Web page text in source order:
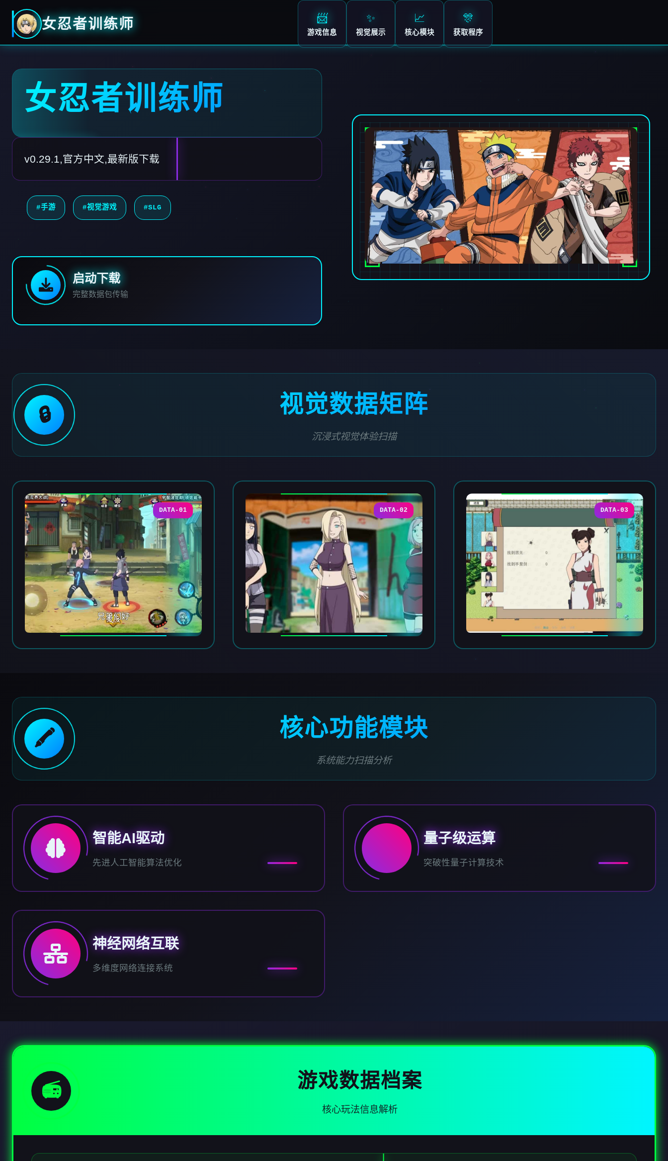
女忍者训练师 📨
游戏信息
✨
视觉展示
📈
核心模块
🎊
获取程序
女忍者训练师
v0.29.1,官方中文,最新版下载
#手游 #视觉游戏 #SLG
启动下载
完整数据包传输
🔒 视觉数据矩阵
沉浸式视觉体验扫描
DATA-01 DATA-02 DATA-03
🖍️ 核心功能模块
系统能力扫描分析
智能AI驱动
先进人工智能算法优化
量子级运算
突破性量子计算技术
神经网络互联
多维度网络连接系统
📻 游戏数据档案
核心玩法信息解析